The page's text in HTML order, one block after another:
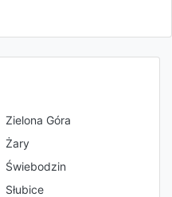
Zielona Góra
Żary
Świebodzin
Słubice